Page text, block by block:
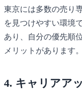
東京には多数の売り
を見つけやすい環境
あり、自分の優先順
メリットがあります。
4. キャリアア